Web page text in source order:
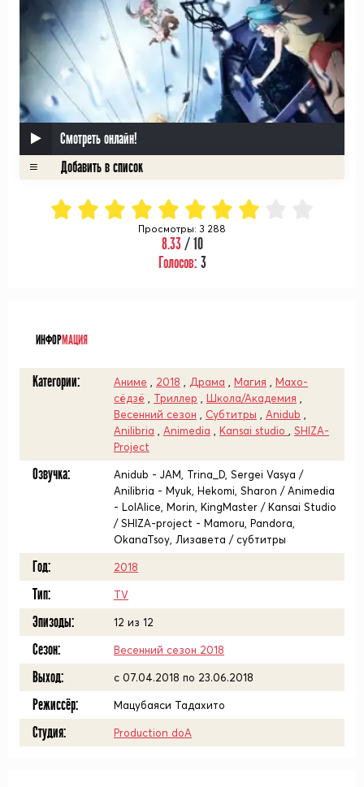
Смотреть онлайн!
Просмотры: 3 288
8.33/ 10
Голосов: 3
ИНФОРМАЦИЯ
Категории: Аниме 2018 Драма Магия
Махо-
сёдзё
Триллер Школа/Академия
Весенний сезон
Субтитры Anidub
Anilibria
Animedia Kansai studio
SHIZA-
Project
Озвучка:
Anidub - JAM, Trina_D, Sergei Vasya /
Anilibria - Myuk, Hekomi, Sharon / Animedia
- LolAlice, Morin, KingMaster / Kansai Studio
/ SHIZA-project - Mamoru, Pandora,
OkanaTsoy, Лизавета / субтитры
Год: 2018
Тип: TV
Эпизоды: 12 из 12
Сезон: Весенний сезон 2018
Выход: c 07.04.2018 по 23.06.2018
Режиссёр: Мацубаяси Тадахито
Студия: Production doA